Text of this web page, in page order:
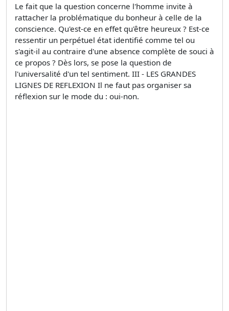
Le fait que la question concerne l'homme invite à
rattacher la problématique du bonheur à celle de la
conscience. Qu'est-ce en effet qu'être heureux ? Est-ce
ressentir un perpétuel état identifié comme tel ou
s'agit-il au contraire d'une absence complète de souci à
ce propos ? Dès lors, se pose la question de
l'universalité d'un tel sentiment. III - LES GRANDES
LIGNES DE REFLEXION Il ne faut pas organiser sa
réflexion sur le mode du : oui-non.